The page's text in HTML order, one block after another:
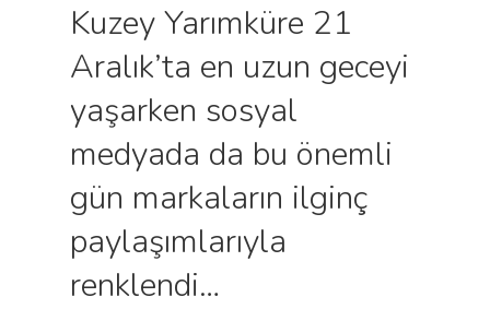
Kuzey Yarımküre 21
Aralık’ta en uzun geceyi
yaşarken sosyal
medyada da bu önemli
gün markaların ilginç
paylaşımlarıyla
renklendi…